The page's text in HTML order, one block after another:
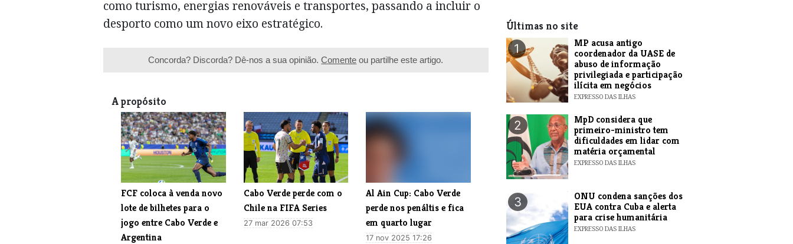
como turismo, energias renováveis e transportes, passando a incluir o
desporto como um novo eixo estratégico.
Concorda? Discorda? Dê-nos a sua opinião.Comente ou partilhe este artigo.
A propósito
FCF coloca à venda novo
lote de bilhetes para o
jogo entre Cabo Verde e
Argentina
Cabo Verde perde com o
Chile na FIFA Series
27 mar 2026 07:53
Al Ain Cup: Cabo Verde
perde nos penáltis e fica
em quarto lugar
17 nov 2025 17:26
Últimas no site
1
MP acusa antigo
coordenador da UASE de
abuso de informação
privilegiada e participação
ilícita em negócios
EXPRESSO DAS ILHAS
2
MpD considera que
primeiro-ministro tem
dificuldades em lidar com
matéria orçamental
EXPRESSO DAS ILHAS
3
ONU condena sanções dos
EUA contra Cuba e alerta
para crise humanitária
EXPRESSO DAS ILHAS